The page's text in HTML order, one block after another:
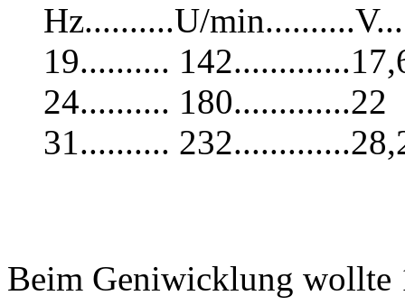
Hz..........U/
19..........
24.......... 180.............22
31..........
Beim Geniwicklung wollte